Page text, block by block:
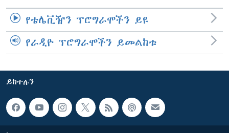
የቴሌቪዥን ፕሮግራሞችን ይዩ
የራዲዮ ፕሮግራሞችን ይመልከቱ
ይከተሉን